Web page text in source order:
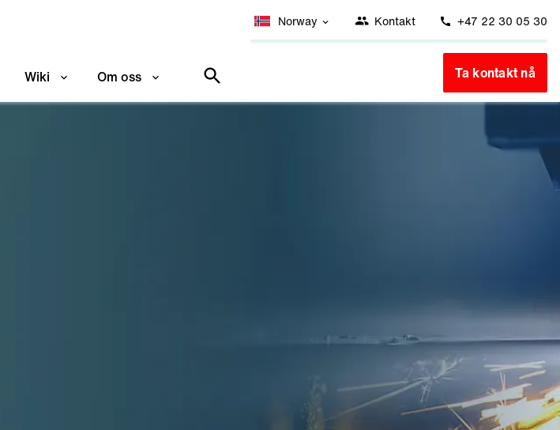
Norway Kontakt +47 22 30 05 30
Wiki Om oss Ta kontakt nå